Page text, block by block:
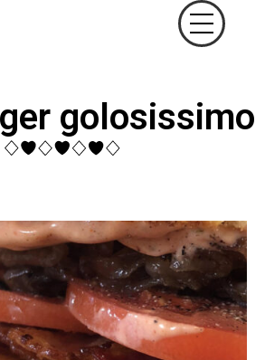
golosissimo